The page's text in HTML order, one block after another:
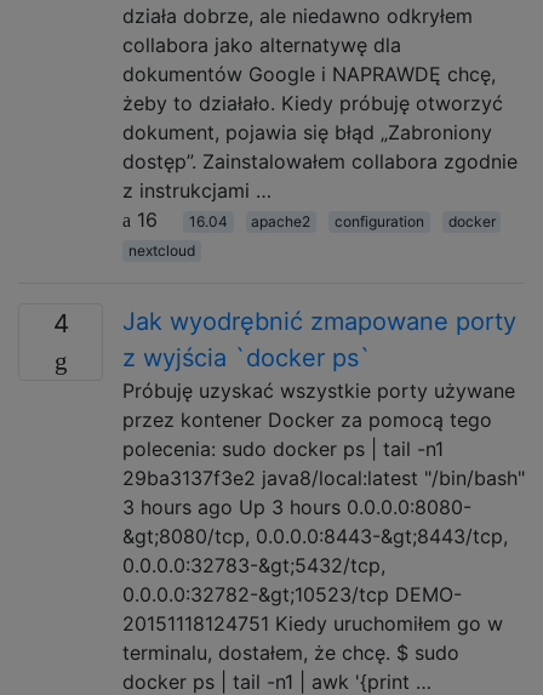
działa dobrze, ale niedawno odkryłem
collabora jako alternatywę dla
dokumentów Google i NAPRAWDĘ chcę,
żeby to działało. Kiedy próbuję otworzyć
dokument, pojawia się błąd „Zabroniony
dostęp”. Zainstalowałem collabora zgodnie
z instrukcjami …
16
16.04 apache2 configuration
docker
nextcloud
4
Jak wyodrębnić zmapowane porty
z wyjścia `docker ps`
Próbuję uzyskać wszystkie porty używane
przez kontener Docker za pomocą tego
polecenia: sudo docker ps | tail -n1
29ba3137f3e2 java8/local:latest "/bin/bash"
3 hours ago Up 3 hours 0.0.0.0:8080-
&gt;8080/tcp, 0.0.0.0:8443-&gt;8443/tcp,
0.0.0.0:32783-&gt;5432/tcp,
0.0.0.0:32782-&gt;10523/tcp DEMO-
20151118124751 Kiedy uruchomiłem go w
terminalu, dostałem, że chcę. $ sudo
docker ps | tail -n1 | awk '{print …